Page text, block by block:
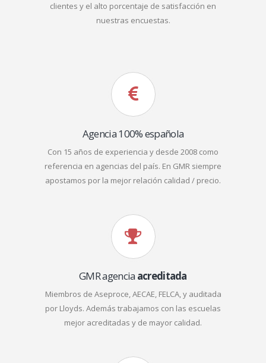
clientes y el alto porcentaje de satisfacción en
nuestras encuestas.
Agencia 100% española
Con 15 años de experiencia y desde 2008 como
referencia en agencias del país. En GMR siempre
apostamos por la mejor relación calidad / precio.
GMR agencia acreditada
Miembros de Aseproce, AECAE, FELCA, y auditada
por Lloyds. Además trabajamos con las escuelas
mejor acreditadas y de mayor calidad.